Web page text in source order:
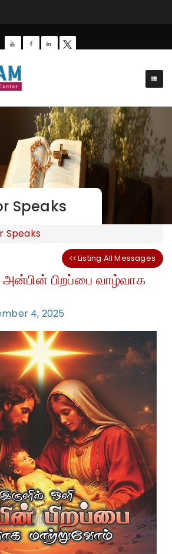
Speaks
Speaks
Listing All Messages
பிறப்பை வாழ்வாக
4, 2025